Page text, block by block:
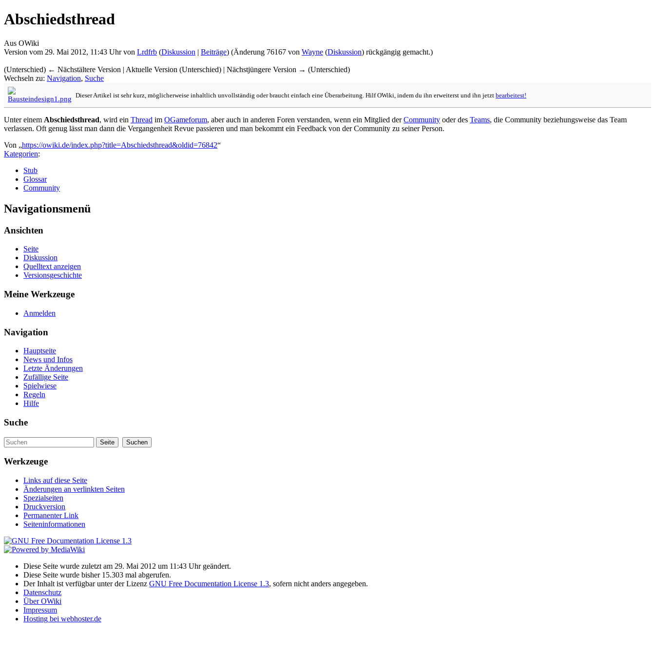
Abschiedsthread
Aus OWiki
Version vom 29. Mai 2012, 11:43 Uhr von Lrdfrb (Diskussion | Beiträge) (Änderung 76167 von Wayne (Diskussion) rückgängig gemacht.)
(Unterschied) ← Nächstältere Version | Aktuelle Version (Unterschied) | Nächstjüngere Version → (Unterschied)
Wechseln zu: Navigation, Suche
Dieser Artikel ist sehr kurz, möglicherweise inhaltlich unvollständig oder braucht einfach eine Überarbeitung. Hilf OWiki, indem du ihn erweiterst und ihn jetzt bearbeitest!
Unter einem Abschiedsthread, wird ein Thread im OGameforum, aber auch in anderen Foren verstanden, wenn ein Mitglied derCommunity oder des Teams, die Community beziehungsweise das Team
verlassen. Oft genug lässt man dann die Vergangenheit Revue passieren und man bekommt ein Feedback von der Community zu seiner Person.
Von „https://owiki.de/index.php?title=Abschiedsthread&oldid=76842“
Kategorien:
Stub
Glossar
Community
Navigationsmenü
Ansichten
Seite
Diskussion
Quelltext anzeigen
Versionsgeschichte
Meine Werkzeuge
Anmelden
Navigation
Hauptseite
News und Infos
Letzte Änderungen
Zufällige Seite
Spielwiese
Regeln
Hilfe
Suche
Werkzeuge
Links auf diese Seite
Änderungen an verlinkten Seiten
Spezialseiten
Druckversion
Permanenter Link
Seiteninformationen
Diese Seite wurde zuletzt am 29. Mai 2012 um 11:43 Uhr geändert.
Diese Seite wurde bisher 15.303 mal abgerufen.
Der Inhalt ist verfügbar unter der Lizenz GNU Free Documentation License 1.3, sofern nicht anders angegeben.
Datenschutz
Über OWiki
Impressum
Hosting bei webhoster.de